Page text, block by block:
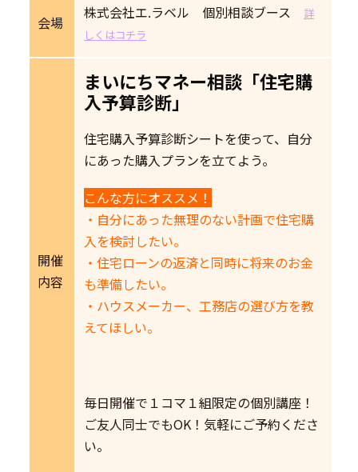
会場
株式会社エ.ラベル 個別相談ブース
詳
しくはコチラ
開催
内容
まいにちマネー相談「住宅購
入予算診断」
住宅購入予算診断シートを使って、自分
にあった購入プランを立てよう。
こんな方にオススメ！
・自分にあった無理のない計画で住宅購
入を検討したい。
・住宅ローンの返済と同時に将来のお金
も準備したい。
・ハウスメーカー、工務店の選び方を教
えてほしい。
毎日開催で１コマ１組限定の個別講座！
ご友人同士でもOK！気軽にご予約くださ
い。